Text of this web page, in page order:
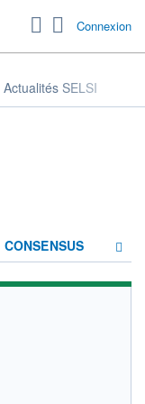
Connexion
Actualités SELSI
CONSENSUS